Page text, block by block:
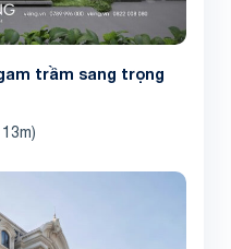
trầm sang trọng